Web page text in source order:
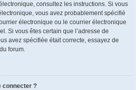
consultez les instructions. Si vous
vous avez probablement spécifié
électronique ou le courrier électronique
Si vous êtes certain que l’adresse de
avez spécifiée était correcte, essayez de
forum.
connecter ?